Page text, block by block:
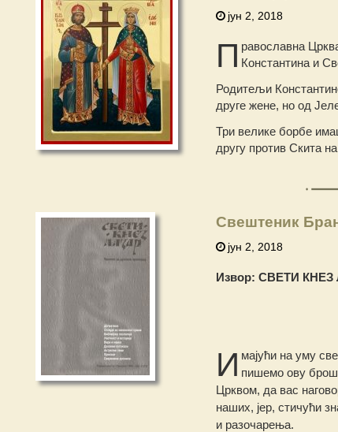
јун 2, 2018
П равославна
Константина и
Родитељи
друге жене, но од
Три велике борбе
другу против Скита
Свештеник
јун 2, 2018
Извор: СВЕТИ КНЕЗ
И мајући на уму
пишемо ову
Црквом, да вас
наших, јер, стичући
и разочарења.